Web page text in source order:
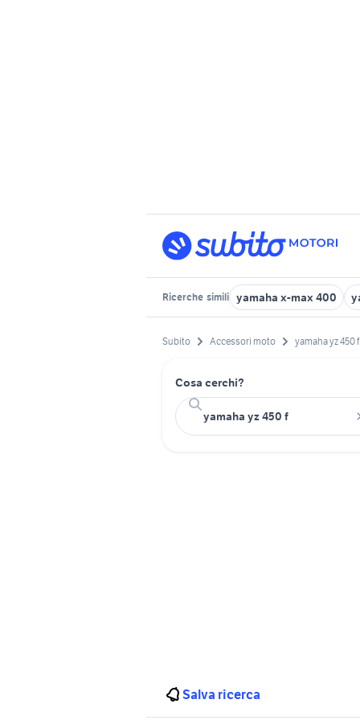
Ricerche simili yamaha x-max 400
Subito Accessori moto yamaha yz 450 f
Cosa cerchi?
Salva ricerca